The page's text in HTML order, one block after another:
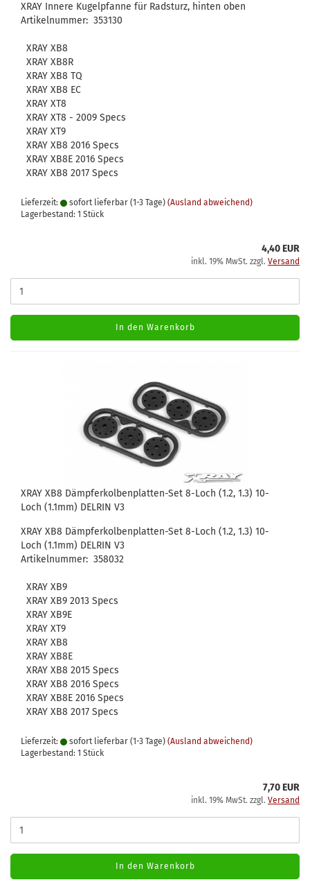
XRAY Innere Kugelpfanne für Radsturz, hinten oben
Artikelnummer: 353130
XRAY XB8
XRAY XB8R
XRAY XB8 TQ
XRAY XB8 EC
XRAY XT8
XRAY XT8 - 2009 Specs
XRAY XT9
XRAY XB8 2016 Specs
XRAY XB8E 2016 Specs
XRAY XB8 2017 Specs
Lieferzeit: sofort lieferbar (1-3 Tage) (Ausland abweichend)
Lagerbestand: 1 Stück
4,40 EUR
inkl. 19% MwSt. zzgl. Versand
In den Warenkorb
XRAY XB8 Dämpferkolbenplatten-Set 8-Loch (1.2, 1.3) 10-
Loch (1.1mm) DELRIN V3
XRAY XB8 Dämpferkolbenplatten-Set 8-Loch (1.2, 1.3) 10-
Loch (1.1mm) DELRIN V3
Artikelnummer: 358032
XRAY XB9
XRAY XB9 2013 Specs
XRAY XB9E
XRAY XT9
XRAY XB8
XRAY XB8E
XRAY XB8 2015 Specs
XRAY XB8 2016 Specs
XRAY XB8E 2016 Specs
XRAY XB8 2017 Specs
Lieferzeit: sofort lieferbar (1-3 Tage) (Ausland abweichend)
Lagerbestand: 1 Stück
7,70 EUR
inkl. 19% MwSt. zzgl. Versand
In den Warenkorb